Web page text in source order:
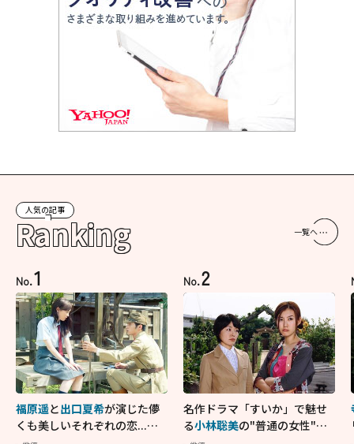
人気の記事
Ranking 一覧へ
No.1
福原遥と出口夏希が演じた儚
くも美しいそれぞれの恋...生
No.2
名作ドラマ「すいか」で魅せ
る小林聡美の"普通の女性"が